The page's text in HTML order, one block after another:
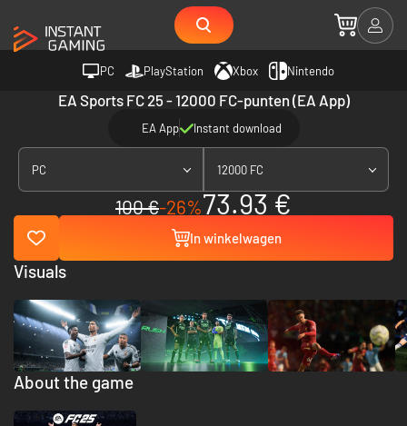
PC PlayStation Xbox Nintendo
EA Sports FC 25 - 12000 FC-punten (EA App)
EA App Instant download
PC 12000 FC
100 €-26%73.93 €
In winkelwagen
About the game
Visuals